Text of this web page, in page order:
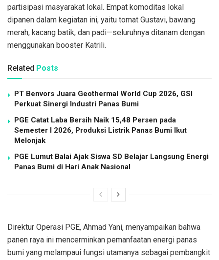
partisipasi masyarakat lokal. Empat komoditas lokal
dipanen dalam kegiatan ini, yaitu tomat Gustavi, bawang
merah, kacang batik, dan padi—seluruhnya ditanam dengan
menggunakan booster Katrili.
Related Posts
PT Benvors Juara Geothermal World Cup 2026, GSI
Perkuat Sinergi Industri Panas Bumi
PGE Catat Laba Bersih Naik 15,48 Persen pada
Semester I 2026, Produksi Listrik Panas Bumi Ikut
Melonjak
PGE Lumut Balai Ajak Siswa SD Belajar Langsung Energi
Panas Bumi di Hari Anak Nasional
Direktur Operasi PGE, Ahmad Yani, menyampaikan bahwa
panen raya ini mencerminkan pemanfaatan energi panas
bumi yang melampaui fungsi utamanya sebagai pembangkit